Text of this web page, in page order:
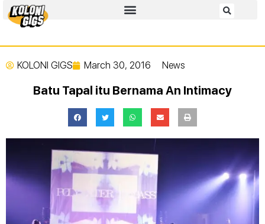
KOLONI GIGS March 30, 2016 News
Batu Tapal itu Bernama An Intimacy